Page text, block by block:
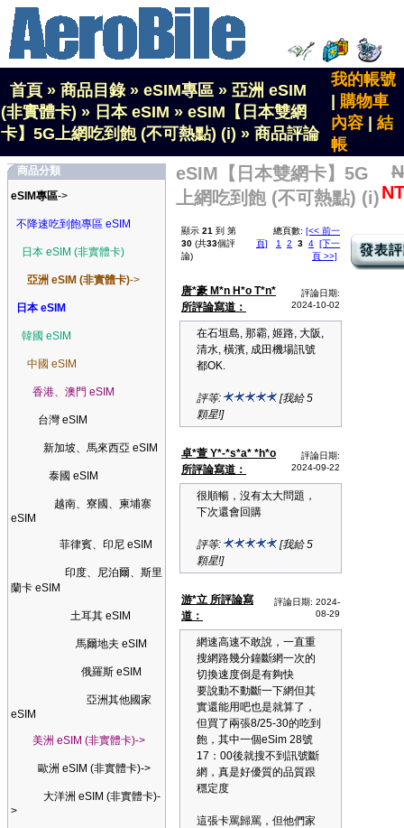
首頁 » 商品目錄» eSIM專區 » 亞洲 eSIM
(非實體卡) » 日本 eSIM » eSIM【日本雙網
卡】5G上網吃到飽 (不可熱點) (i) » 商品評論
我的帳號
購物車
內容
結
帳
商品分類
eSIM專區->
不降速吃到飽專區 eSIM
日本 eSIM (非實體卡)
亞洲 eSIM (非實體卡)->
日本 eSIM
韓國 eSIM
中國 eSIM
香港、澳門 eSIM
台灣 eSIM
新加坡、馬來西亞 eSIM
泰國 eSIM
越南、寮國、柬埔寨
eSIM
菲律賓、印尼 eSIM
印度、尼泊爾、斯里
蘭卡 eSIM
土耳其 eSIM
馬爾地夫 eSIM
俄羅斯 eSIM
亞洲其他國家
eSIM
美洲 eSIM (非實體卡)->
歐洲 eSIM (非實體卡)->
大洋洲 eSIM (非實體卡)-
>
eSIM【日本雙網卡】5G
上網吃到飽 (不可熱點) (i)
顯示 21 到 第
30 (共33個評
論)
總頁數: [<< 前一
頁]
1 2 3 4 [下一
頁 >>]
唐*豪 M*n H*o T*n*
所評論寫道：
評論日期:
2024-10-02
在石垣島, 那霸, 姬路, 大阪,
清水, 橫濱, 成田機場訊號
都OK.
評等:
[我給 5
顆星!]
卓*萱 Y*-*s*a* *h*o
所評論寫道：
評論日期:
2024-09-22
很順暢，沒有太大問題，
下次還會回購
評等:
[我給 5
顆星!]
游*立 所評論寫
道：
評論日期: 2024-
08-29
網速高速不敢說，一直重
搜網路幾分鐘斷網一次的
切換速度倒是有夠快
要說動不動斷一下網但其
實還能用吧也是就算了，
但買了兩張8/25-30的吃到
飽，其中一個eSim 28號
17：00後就搜不到訊號斷
網，真是好優質的品質跟
穩定度
這張卡罵歸罵，但他們家